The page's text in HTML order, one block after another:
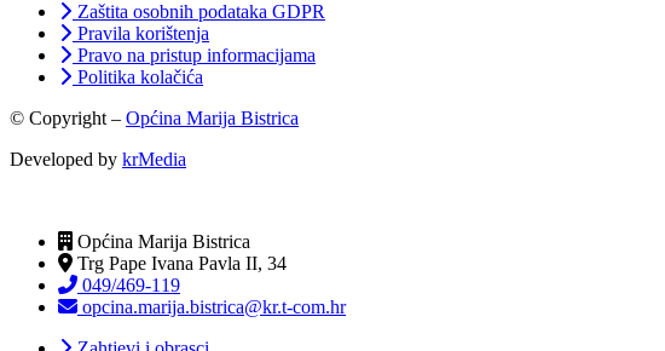
Zaštita osobnih podataka GDPR
Pravila korištenja
Pravo na pristup informacijama
Politika kolačića
© Copyright – Općina Marija Bistrica
Developed by krMedia
Općina Marija Bistrica
Trg Pape Ivana Pavla II, 34
049/469-119
opcina.marija.bistrica@kr.t-com.hr